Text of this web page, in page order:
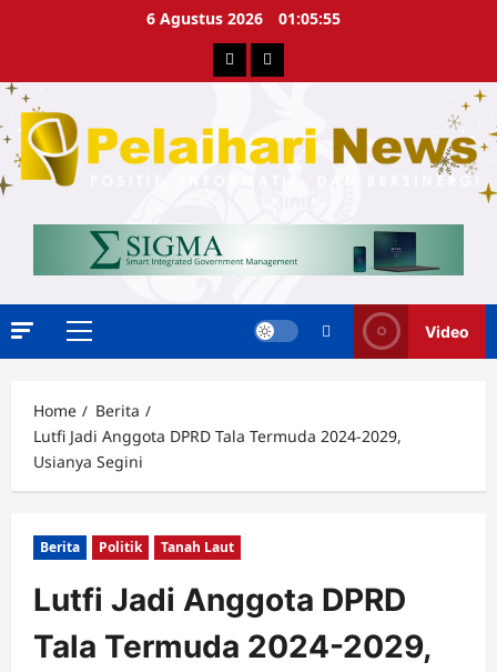
6 Agustus 2026 01:05:56
Berita Advertorial
Primary
Video
Home
Berita
Lutfi Jadi Anggota DPRD Tala Termuda 2024-2029,
Usianya Segini
Berita Politik Tanah Laut
Lutfi Jadi Anggota DPRD
Tala Termuda 2024-2029,